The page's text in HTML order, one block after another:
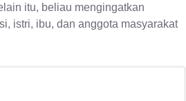
itu, beliau mengingatkan
istri, ibu, dan anggota masyarakat